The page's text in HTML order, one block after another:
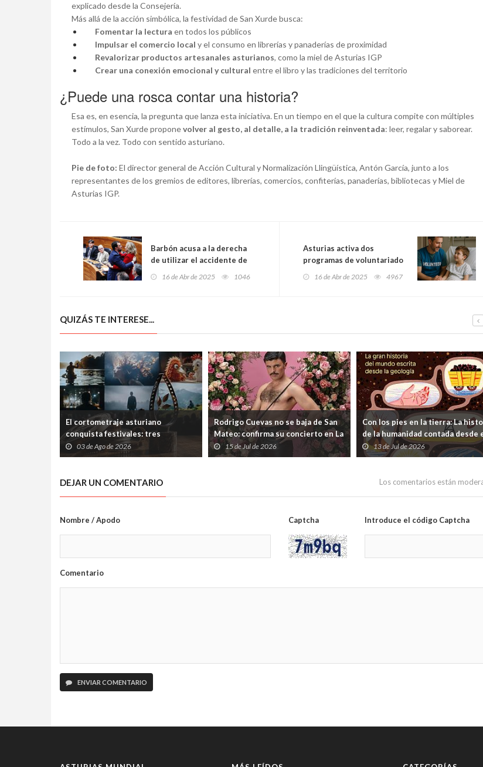
explicado desde la Consejería.
Más allá de la acción simbólica, la festividad de San Xurde busca:
Fomentar la lectura en todos los públicos
Impulsar el comercio local y el consumo en librerías y panaderías de proximidad
Revalorizar productos artesanales asturianos, como la miel de Asturias IGP
Crear una conexión emocional y cultural entre el libro y las tradiciones del territorio
¿Puede una rosca contar una historia?
Esa es, en esencia, la pregunta que lanza esta iniciativa. En un tiempo en el que la cultura compite con múltiples
estímulos, San Xurde proponevolver al gesto, al detalle, a la tradición reinventada: leer, regalar y saborear.
Todo a la vez. Todo con sentido asturiano.
Pie de foto: El director general de Acción Cultural y Normalización Llingüística, Antón García, junto a los
representantes de los gremios de editores, librerías, comercios, confiterías, panaderías, bibliotecas y Miel de
Asturias IGP.
Barbón acusa a la derecha
de utilizar el accidente de
Zarréu para atacar al
16 de Abr de 2025 1046
Asturias activa dos
programas de voluntariado
para acompañar a mayores y
16 de Abr de 2025 4967
QUIZÁS TE INTERESE...
El cortometraje asturiano
conquista festivales: tres
producciones de Laboral
Cinemateca suman nuevos premios
03 de Ago de 2026
Rodrigo Cuevas no se baja de San
Mateo: confirma su concierto en La
Ería tras las dudas lanzadas desde
el Ayuntamiento
15 de Jul de 2026
Con los pies en la tierra: La
de la humanidad contada desde
subsuelo
13 de Jul de 2026
DEJAR UN COMENTARIO Los comentarios están
Nombre / Apodo Captcha Introduce el código Captcha
Comentario
ENVIAR COMENTARIO